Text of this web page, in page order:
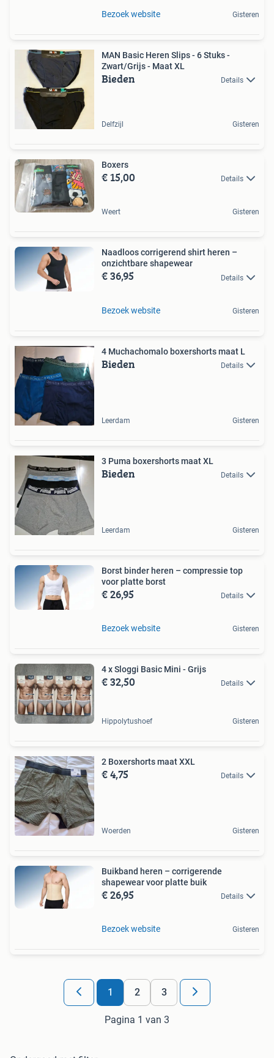
Bezoek website Gisteren
MAN Basic Heren Slips - 6 Stuks -
Zwart/Grijs - Maat XL
Bieden Details
Delfzijl Gisteren
Boxers
€ 15,00 Details
Weert Gisteren
Naadloos corrigerend shirt heren –
onzichtbare shapewear
€ 36,95 Details
Bezoek website Gisteren
4 Muchachomalo boxershorts maat L
Bieden Details
Leerdam Gisteren
3 Puma boxershorts maat XL
Bieden Details
Leerdam Gisteren
Borst binder heren – compressie top
voor platte borst
€ 26,95 Details
Bezoek website Gisteren
4 x Sloggi Basic Mini - Grijs
€ 32,50 Details
Hippolytushoef Gisteren
2 Boxershorts maat XXL
€ 4,75 Details
Woerden Gisteren
Buikband heren – corrigerende
shapewear voor platte buik
€ 26,95 Details
Bezoek website Gisteren
1 2 3
Pagina 1 van 3